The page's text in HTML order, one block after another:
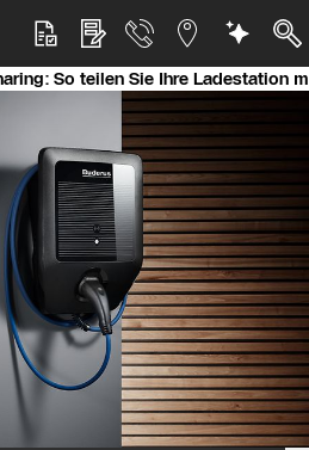
So teilen Sie Ihre Ladestation